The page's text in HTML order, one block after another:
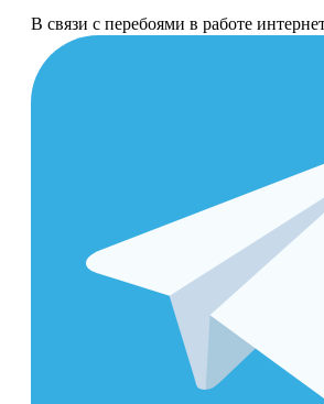
В связи с перебоями в работе